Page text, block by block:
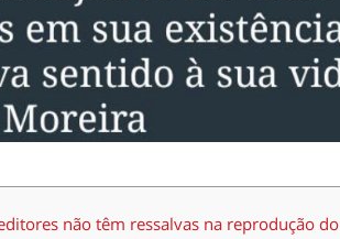
não têm ressalvas na reprodução do